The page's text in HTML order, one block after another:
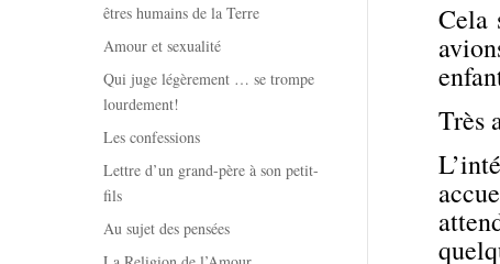
êtres humains de la Terre
Amour et sexualité
Qui juge légèrement … se trompe
lourdement!
Les confessions
Lettre d’un grand-père à son petit-
fils
Au sujet des pensées
Cela
Très